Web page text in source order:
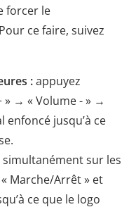
forcer le
ce faire, suivez
:appuyez
» → « Volume - » →
jusqu’à ce
simultanément sur les
Marche/Arrêt » et
ce que le logo